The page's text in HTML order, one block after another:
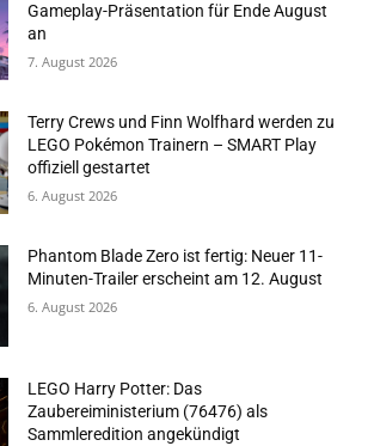
Gameplay-Präsentation für Ende August
an
7. August 2026
Terry Crews und Finn Wolfhard werden zu
LEGO Pokémon Trainern – SMART Play
offiziell gestartet
6. August 2026
Phantom Blade Zero ist fertig: Neuer 11-
Minuten-Trailer erscheint am 12. August
6. August 2026
LEGO Harry Potter: Das
Zaubereiministerium (76476) als
Sammleredition angekündigt